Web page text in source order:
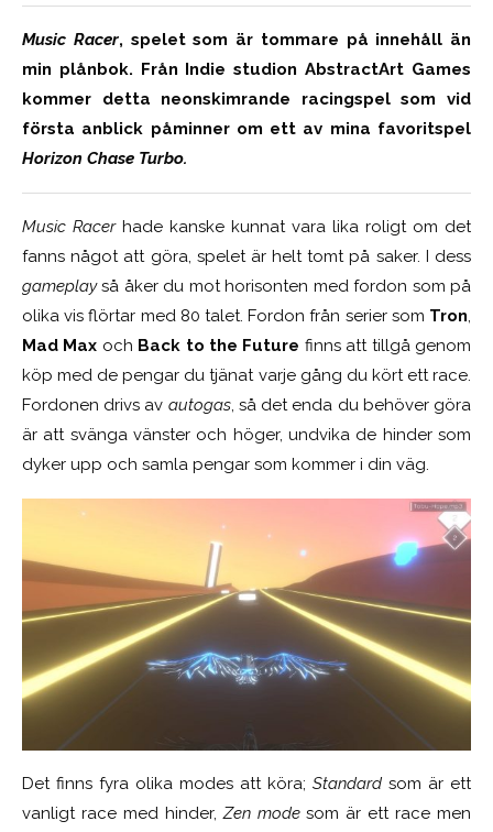
Music Racer, spelet som är tommare på innehåll än
min plånbok. Från Indie studion AbstractArt Games
kommer detta neonskimrande racingspel som vid
första anblick påminner om ett av mina favoritspel
Horizon Chase Turbo.
Music Racerhade kanske kunnat vara lika roligt om det
fanns något att göra, spelet är helt tomt på saker. I dess
gameplayså åker du mot horisonten med fordon som på
olika vis flörtar med 80 talet. Fordon från serier som Tron,
Mad Max och Back to the Future finns att tillgå genom
köp med de pengar du tjänat varje gång du kört ett race.
Fordonen drivs av autogas, så det enda du behöver göra
är att svänga vänster och höger, undvika de hinder som
dyker upp och samla pengar som kommer i din väg.
Det finns fyra olika modes att köra; Standard som är ett
vanligt race med hinder,Zen modesom är ett race men